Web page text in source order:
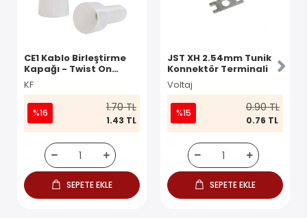
CE1 Kablo Birleştirme
Kapağı - Twist On
Konnektör
KF
%16 1.70 TL
1.43 TL
SEPETE EKLE
JST XH 2.54mm Tunik
Konnektör Terminali
Voltaj
%15 0.90 TL
0.76 TL
SEPETE EKLE